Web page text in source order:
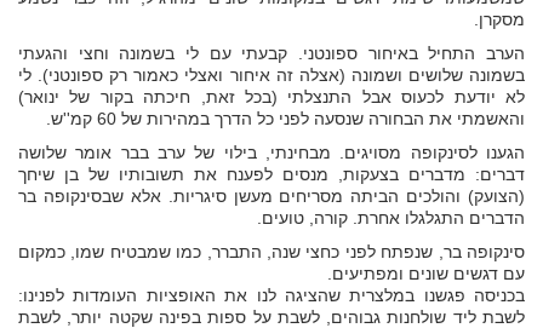
מסקרן.
הערב התחיל באיחור ספונטני. קבעתי עם לי בשמונה וחצי והגעתי
בשמונה שלושים ושמונה (אצלה זה איחור ואצלי כאמור רק ספונטני). לי
לא יודעת לכעוס אבל התנצלתי (בכל זאת, חיכתה בקור של ינואר)
והאשמתי את הבחורה שנסעה לפני כל הדרך במהירות של 60 קמ''ש.
הגענו לסינקופה מסויגים. מבחינתי, בילוי של ערב בבר אומר שלושה
דברים: מדברים בצעקות, מנסים לפענח את תשובותיו של בן שיחך
(הצועק) והולכים הביתה מסריחים מעשן סיגריות. אלא שבסינקופה בר
הדברים התגלגלו אחרת. קורה, טועים.
סינקופה בר, שנפתח לפני כחצי שנה, התברר, כמו שמבטיח שמו, כמקום
עם דגשים שונים ומפתיעים.
בכניסה פגשנו במלצרית שהציגה לנו את האופציות העומדות לפנינו:
לשבת ליד שולחנות גבוהים, לשבת על ספות בפינה שקטה יותר, לשבת